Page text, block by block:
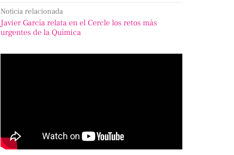
Noticia relacionada
Javier García relata en el Cercle los retos más
urgentes de la Química